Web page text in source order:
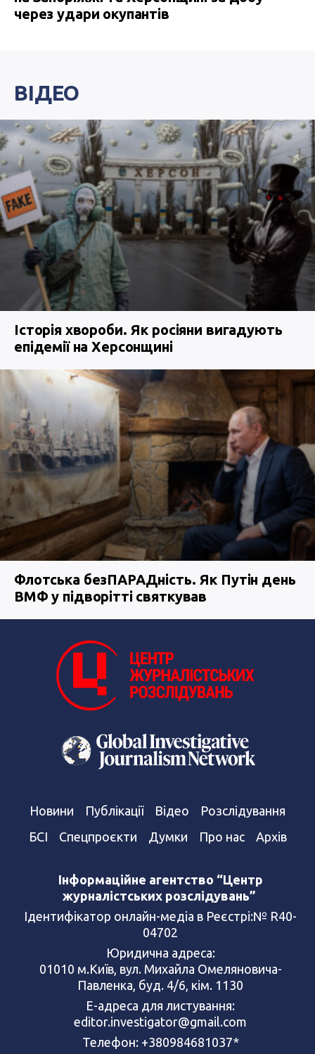
через удари окупантів
ВІДЕО
Історія хвороби. Як росіяни вигадують
епідемії на Херсонщині
Флотська безПАРАДність. Як Путін день
ВМФ у підворітті святкував
Новини Публікації Відео
Розслідування
БСІ
Спецпроєкти Думки Про нас Архів
Інформаційне агентство “Центр
журналістських розслідувань”
Ідентифікатор онлайн-медіа в Реєстрі:№ R40-
04702
Юридична адреса:
01010 м.Київ, вул. Михайла Омеляновича-
Павленка, буд. 4/6, кім. 1130
Е-адреса для листування:
editor.investigator@gmail.com
Телефон: +380984681037*